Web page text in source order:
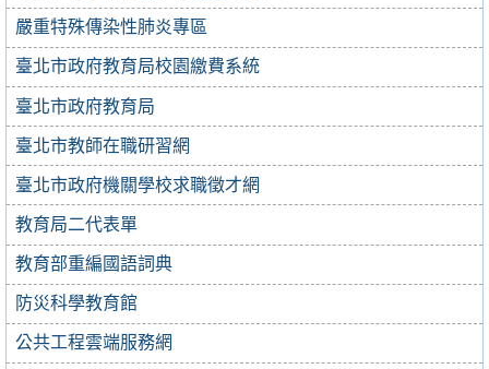
嚴重特殊傳染性肺炎專區
臺北市政府教育局校園繳費系統
臺北市政府教育局
臺北市教師在職研習網
臺北市政府機關學校求職徵才網
教育局二代表單
教育部重編國語詞典
防災科學教育館
公共工程雲端服務網